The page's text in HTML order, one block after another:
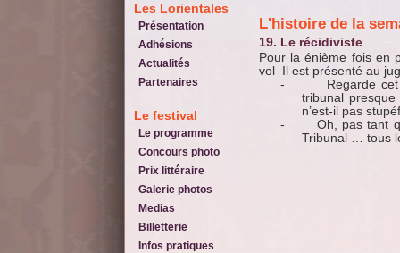
Les Lorientales
Présentation
Adhésions
Actualités
Partenaires
Le festival
Le programme
Concours photo
Prix littéraire
Galerie photos
Medias
Billetterie
Infos pratiques
L'histoire de la
19. Le récidiviste
Pour la énième fois en
vol
Il est présenté au
-
Regarde
tribunal
n’est-il pas
-
Oh, pas tant
Tribunal … tous